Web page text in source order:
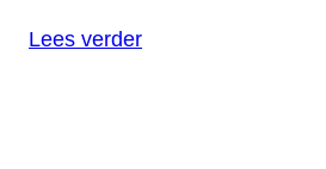
Lees verder